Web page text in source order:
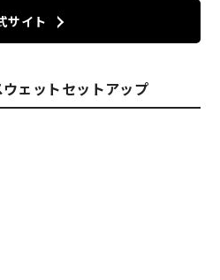
サイト
ェットセットアップ